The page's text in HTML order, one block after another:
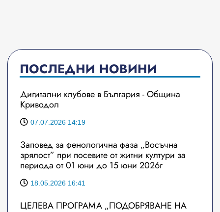
ПОСЛЕДНИ НОВИНИ
Дигитални клубове в България - Община
Криводол
07.07.2026 14:19
Заповед за фенологична фаза „Восъчна
зрялост” при посевите от житни култури за
периода от 01 юни до 15 юни 2026г
18.05.2026 16:41
ЦЕЛЕВА ПРОГРАМА „ПОДОБРЯВАНЕ НА